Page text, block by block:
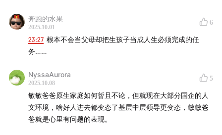
奔跑的水果
2025.10.01
6
23:27 根本不会当父母却把生孩子当成人生必须完成的任
务……
NyssaAurora
2025.10.08
5
敏敏爸爸原生家庭如何暂且不论，但就现在大部分国企的人
文环境，啥好人进去都变态了基层中层领导更变态，敏敏爸
爸就是心里有问题的表现。